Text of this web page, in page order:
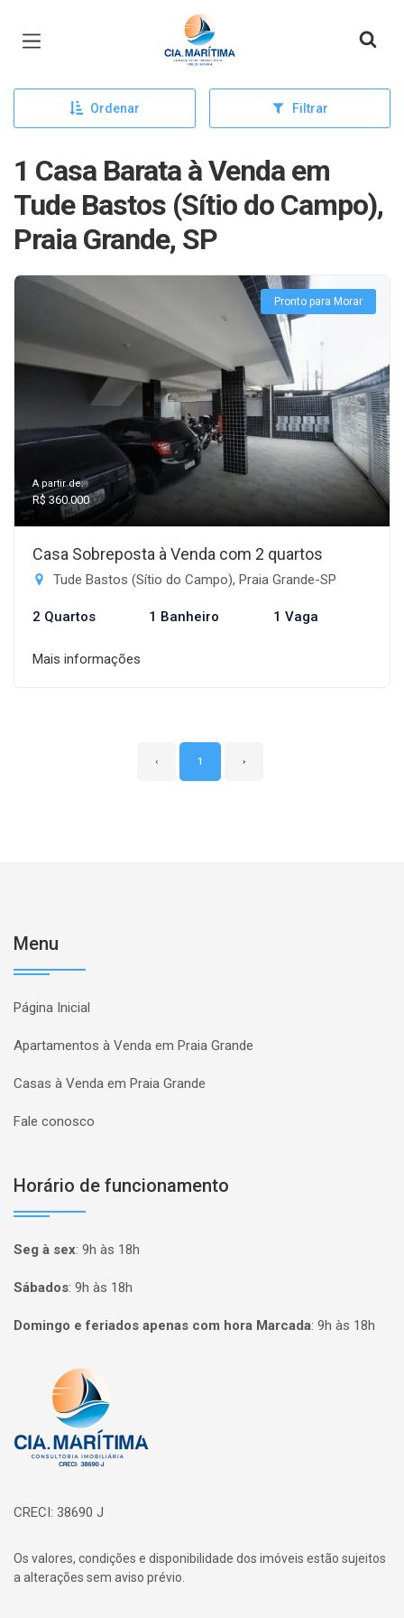
Página inicial
Ordenar Filtrar
1 Casa Barata à Venda em
Tude Bastos (Sítio do Campo),
Praia Grande, SP
Pronto para Morar
A partir de:
R$ 360.000
Casa Sobreposta à Venda com 2 quartos
Tude Bastos (Sítio do Campo), Praia Grande-SP
2 Quartos 1 Banheiro 1 Vaga
Mais informações
‹ 1 ›
Menu
Página Inicial
Apartamentos à Venda em Praia Grande
Casas à Venda em Praia Grande
Fale conosco
Horário de funcionamento
Seg à sex: 9h às 18h
Sábados: 9h às 18h
Domingo e feriados apenas com hora Marcada: 9h às 18h
Página inicial
CRECI: 38690 J
Os valores, condições e disponibilidade dos imóveis estão sujeitos
a alterações sem aviso prévio.